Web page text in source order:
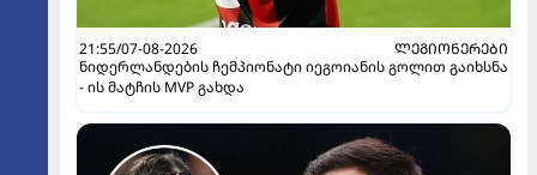
21:55/07-08-2026
ᲚᲔᲒᲘᲝᲜᲔᲠᲔᲑᲘ
ნიდერლანდების ჩემპიონატი იეგოიანის გოლით გაიხსნა
- ის მატჩის MVP გახდა